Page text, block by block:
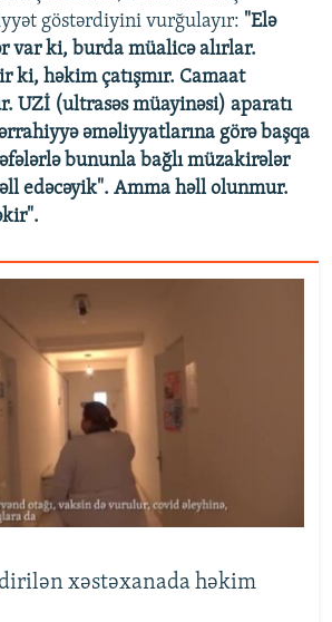
göstərdiyini vurğulayır: "Elə
var ki, burda müalicə alırlar.
ki, həkim çatışmır. Camaat
UZİ (ultrasəs müayinəsi) aparatı
əməliyyatlarına görə başqa
bununla bağlı müzakirələr
edəcəyik". Amma həll olunmur.
xəstəxanada həkim